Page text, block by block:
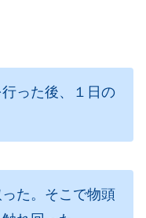
った後、１日の
た。そこで物頭